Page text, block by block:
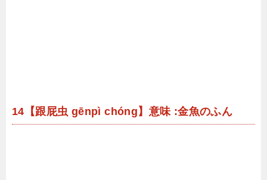
14【跟屁虫 gēnpì chóng】意味 :金魚のふん